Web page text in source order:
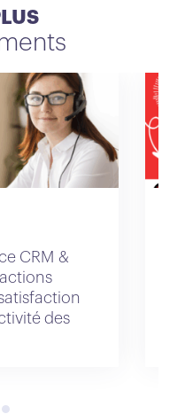
CRM &
des